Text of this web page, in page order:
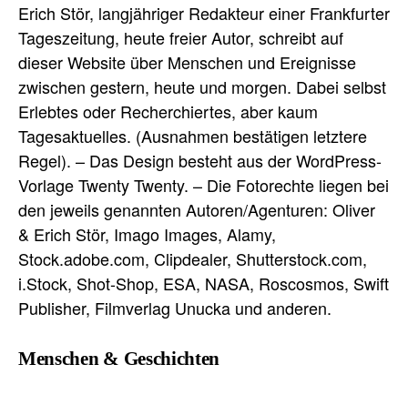
Erich Stör, langjähriger Redakteur einer Frankfurter
Tageszeitung, heute freier Autor, schreibt auf
dieser Website über Menschen und Ereignisse
zwischen gestern, heute und morgen. Dabei selbst
Erlebtes oder Recherchiertes, aber kaum
Tagesaktuelles. (Ausnahmen bestätigen letztere
Regel). – Das Design besteht aus der WordPress-
Vorlage Twenty Twenty. – Die Fotorechte liegen bei
den jeweils genannten Autoren/Agenturen: Oliver
& Erich Stör, Imago Images, Alamy,
Stock.adobe.com, Clipdealer, Shutterstock.com,
i.Stock, Shot-Shop, ESA, NASA, Roscosmos, Swift
Publisher, Filmverlag Unucka und anderen.
Menschen & Geschichten